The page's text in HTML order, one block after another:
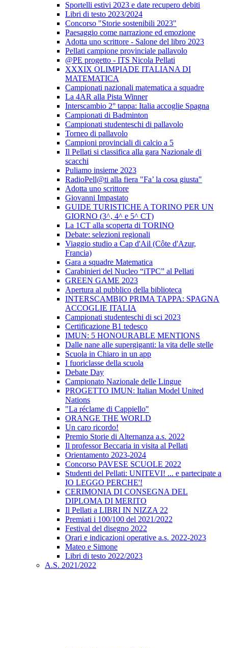
Sportelli estivi 2023 e date recupero debiti
Libri di testo 2023/2024
Concorso "Storie sostenibili 2023"
Paesaggio come narrazione ed emozione
Adotta uno scrittore - Salone del libro 2023
Pellati campione provinciale pallavolo
@PE progetto - ITS Nicola Pellati
XXXIX OLIMPIADE ITALIANA DI
MATEMATICA
Campionati nazionali matematica a squadre
La 4AR alla Pista Winner
Interscambio 2° tappa: Italia accoglie Spagna
Campionati di Badminton
Campionati studenteschi di pallavolo
Torneo di pallavolo
Campioni provinciali di calcio a 5
Il Pellati si classifica alla gara Nazionale di
scacchi
Puliamo insieme 2023
RadioPell@ti alla fiera "Fa’ la cosa giusta"
Adotta uno scrittore
Giovanni Impastato
GUIDE TURISTICHE A TORINO PER UN
GIORNO (3^, 4^ e 5^ CT)
La 1CT alla scoperta di TORINO
Debate: selezioni regionali
Viaggio studio a Cap d'Ail (Côte d'Azur,
Francia)
Gara a squadre Matematica
Carabinieri del Nucleo “iTPC” al Pellati
GREEN GAME 2023
Apertura al pubblico della biblioteca
INTERSCAMBIO PRIMA TAPPA: SPAGNA
ACCOGLIE ITALIA
Campionati studenteschi di sci 2023
Certificazione B1 tedesco
IMUN: 5 HONOURABLE MENTIONS
Dalle nane alle supergiganti: la vita delle stelle
Scuola in Chiaro in un app
I fuoriclasse della scuola
Debate Day
Campionato Nazionale delle Lingue
PROGETTO IMUN: Italian Model United
Nations
"La réclame di Cappiello"
ORANGE THE WORLD
Un caro ricordo!
Premio Storie di Alternanza a.s. 2022
Il professor Beccaria in visita al Pellati
Orientamento 2023-2024
Concorso PAVESE SCUOLE 2022
Studenti del Pellati: UNITEVI! ... e partecipate a
IO LEGGO PERCHE'!
CERIMONIA DI CONSEGNA DEL
DIPLOMA DI MERITO
Il Pellati a LIBRI IN NIZZA 22
Premiati i 100/100 del 2021/2022
Festival del disegno 2022
Orari e indicazioni operative a.s. 2022-2023
Mateo e Simone
Libri di testo 2022/2023
A.S. 2021/2022